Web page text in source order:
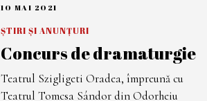
10 MAI 2021
M
2
2
ȘTIRI ȘI ANUNȚURI
Concurs de dramaturgie
Teatrul Szigligeti Oradea, împreună cu
Teatrul Tomcsa Sándor din Odorheiu